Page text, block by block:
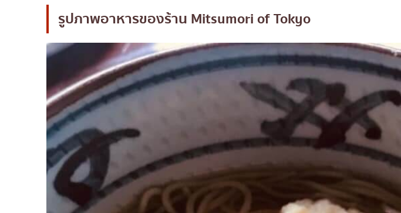
ปลาไหลย่าง
ข้าวปั้นญี่ปุ่น
ปู
โอโคโนมิยากิ/เทปปันยากิ
มิชลิน
สเต็ก
ของทอดเสียบไม้
หม้อไฟญี่ปุ่น
บางนา
นานา
อุดมสุข
ศรีราชา
ไอคอนสยาม
เซ็นทรัลเวิลด์
นนทบุรี
เชียงใหม่
ลาดพร้าว
รูปภาพอาหารของร้าน Mitsumori of Tokyo